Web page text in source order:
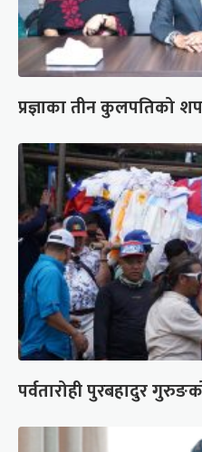
प्रज्ञाका तीन कुलपतिको
पर्वतारोही पुरबहादुर